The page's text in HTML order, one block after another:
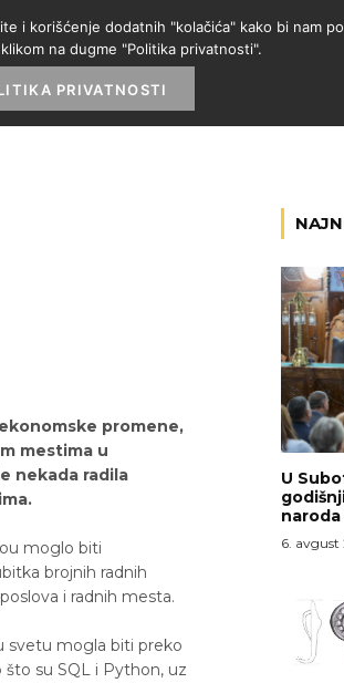
PARTNERI KATEGORIJE
promene,
mestima u
nekada radila
moglo biti
brojnih radnih
i radnih mesta.
svetu mogla biti preko
što su SQL i Python, uz
U
naroda
6. avgust
i korišćenje dodatnih "kolačića" kako bi nam
na dugme "Politika privatnosti".
PRIVATNOSTI